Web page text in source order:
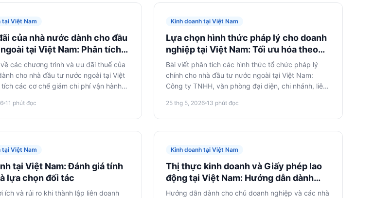
tại Việt Nam
của nhà nước dành cho đầu
tại Việt Nam: Phân tích
sách ưu đãi và chương trình
các chương trình và ưu đãi thuế của
cho nhà đầu tư nước ngoài tại Việt
tích các cơ chế giảm chi phí vận hành
kinh tế đặc biệt.
11 phút đọc
Kinh doanh tại Việt Nam
Lựa chọn hình thức pháp lý cho doanh
nghiệp tại Việt Nam: Tối ưu hóa theo
mục tiêu của bạn
Bài viết phân tích các hình thức tổ chức pháp lý
chính cho nhà đầu tư nước ngoài tại Việt Nam:
Công ty TNHH, văn phòng đại diện, chi nhánh, liên
lựa chọn cấu trúc tối ưu, dựa trên mục tiêu kinh
doanh, quy mô và rủi ro chiến lược.
25 thg 5, 2026 13 phút đọc
tại Việt Nam
tại Việt Nam: Đánh giá tính
lựa chọn đối tác
ích và rủi ro khi thành lập liên doanh
Kinh doanh tại Việt Nam
Thị thực kinh doanh và Giấy phép lao
động tại Việt Nam: Hướng dẫn dành
cho lãnh đạo và chủ doanh nghiệp
Hướng dẫn dành cho chủ doanh nghiệp và các nhà